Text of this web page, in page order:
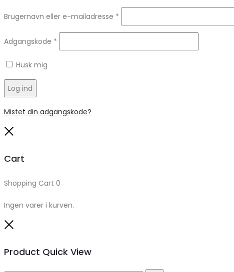
Brugernavn eller e-mailadresse *
Adgangskode *
Husk mig
Log ind
Mistet din adgangskode?
Cart
Shopping Cart 0
Ingen varer i kurven.
Product Quick View